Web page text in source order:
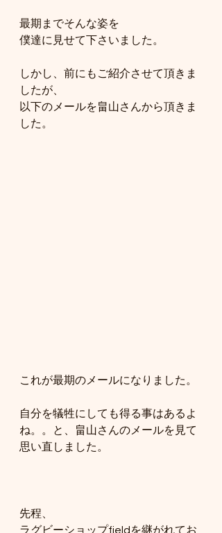
最期までそんな姿を
僕達に見せて下さいました。
しかし、前にもご紹介させて頂きま
したが、
以下のメールを畠山さんから頂きま
した。
これが最期のメールになりました。
自分を犠牲にしても得る事はあるよ
ね。。と、畠山さんのメールを見て
思い直しました。
先程、
ラグビーショップfieldを継がれてお